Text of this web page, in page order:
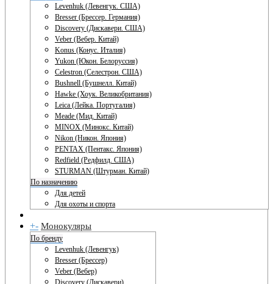
Levenhuk (Левенгук. США)
Bresser (Брессер. Германия)
Discovery (Дискавери. США)
Veber (Вебер. Китай)
Konus (Конус. Италия)
Yukon (Юкон. Белоруссия)
Celestron (Селестрон. США)
Bushnell (Бушнелл. Китай)
Hawke (Хоук. Великобритания)
Leica (Лейка. Португалия)
Meade (Мид. Китай)
MINOX (Минокс. Китай)
Nikon (Никон. Япония)
PENTAX (Пентакс. Япония)
Redfield (Редфилд. США)
STURMAN (Штурман. Китай)
По назначению
Для детей
Для охоты и спорта
+- Монокуляры
По бренду
Levenhuk (Левенгук)
Bresser (Брессер)
Veber (Вебер)
Discovery (Дискавери)